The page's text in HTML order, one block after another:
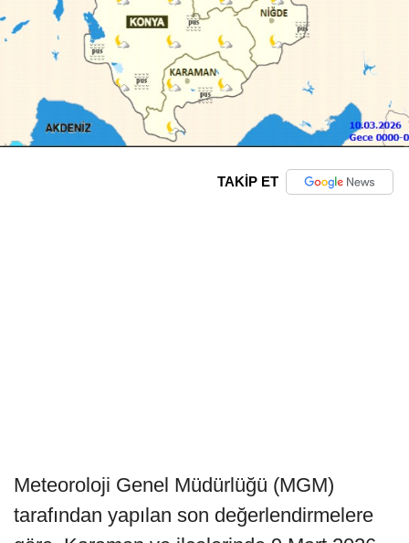
TAKİP ET
Meteoroloji Genel Müdürlüğü (MGM)
tarafından yapılan son değerlendirmelere